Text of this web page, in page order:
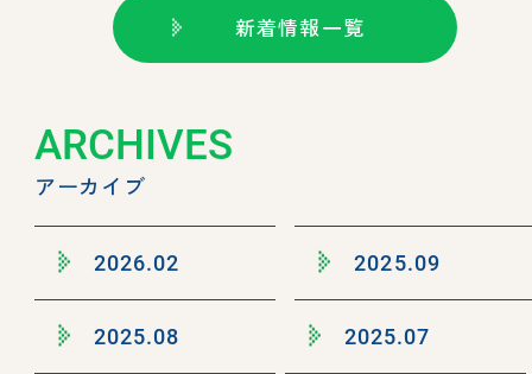
新着情報一覧
ARCHIVES
アーカイブ
2026.02 2025.09
2025.08 2025.07